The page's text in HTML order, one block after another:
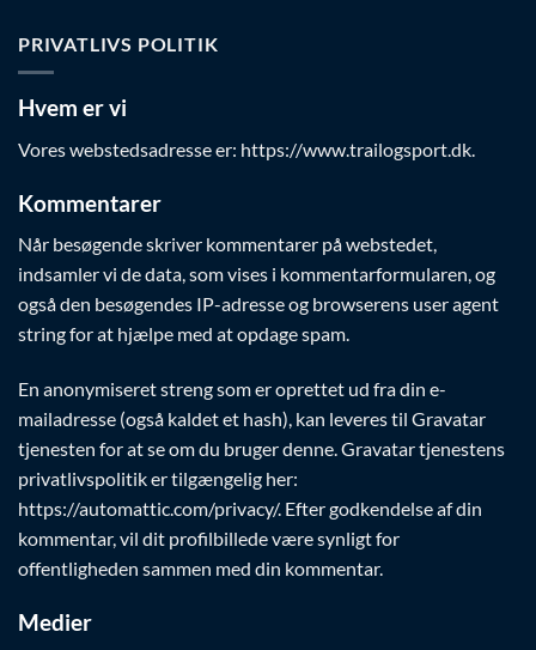
PRIVATLIVS POLITIK
Hvem er vi
Vores webstedsadresse er: https://www.trailogsport.dk.
Kommentarer
Når besøgende skriver kommentarer på webstedet,
indsamler vi de data, som vises i kommentarformularen, og
også den besøgendes IP-adresse og browserens user agent
string for at hjælpe med at opdage spam.
En anonymiseret streng som er oprettet ud fra din e-
mailadresse (også kaldet et hash), kan leveres til Gravatar
tjenesten for at se om du bruger denne. Gravatar tjenestens
privatlivspolitik er tilgængelig her:
https://automattic.com/privacy/. Efter godkendelse af din
kommentar, vil dit profilbillede være synligt for
offentligheden sammen med din kommentar.
Medier